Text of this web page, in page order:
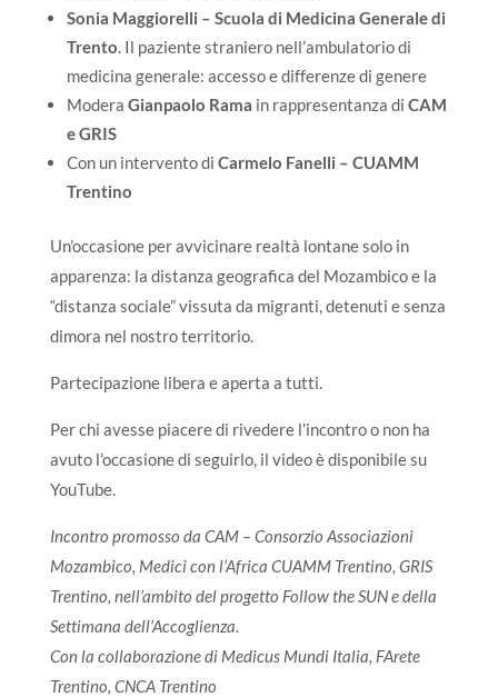
Sonia Maggiorelli – Scuola di Medicina Generale di
Trento. Il paziente straniero nell’ambulatorio di
medicina generale: accesso e differenze di genere
Modera Gianpaolo Rama in rappresentanza di CAM
e GRIS
Con un intervento di Carmelo Fanelli – CUAMM
Trentino
Un’occasione per avvicinare realtà lontane solo in
apparenza: la distanza geografica del Mozambico e la
“distanza sociale” vissuta da migranti, detenuti e senza
dimora nel nostro territorio.
Partecipazione libera e aperta a tutti.
Per chi avesse piacere di rivedere l’incontro o non ha
avuto l’occasione di seguirlo, il video è disponibile su
YouTube.
Incontro promosso da CAM – Consorzio Associazioni
Mozambico, Medici con l’Africa CUAMM Trentino, GRIS
Trentino, nell’ambito del progetto Follow the SUN e della
Settimana dell’Accoglienza.
Con la collaborazione di Medicus Mundi Italia, FArete
Trentino, CNCA Trentino